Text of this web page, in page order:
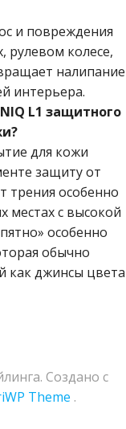
и повреждения
рулевом колесе,
налипание
интерьера.
L1 защитного
для кожи
защиту от
трения особенно
местах с высокой
особенно
обычно
как джинсы цвета
Создано с
Theme .